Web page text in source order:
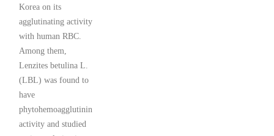
Korea on its
agglutinating activity
with human RBC.
Among them,
Lenzites betulina L.
(LBL) was found to
have
phytohemoagglutinin
activity and studied